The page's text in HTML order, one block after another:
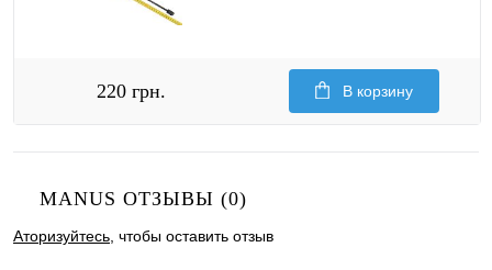
220 грн. В корзину
MANUS ОТЗЫВЫ (0)
Аторизуйтесь, чтобы оставить отзыв